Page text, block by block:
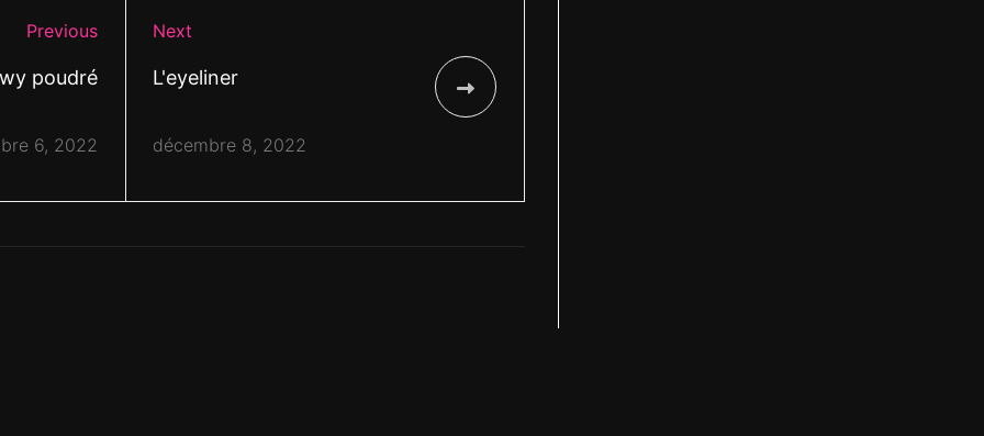
Previous
poudré
6, 2022
Next
L'eyeliner
décembre 8, 2022